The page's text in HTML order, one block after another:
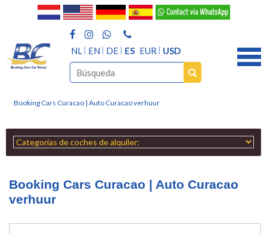
NL EN DE ES EUR USD
Booking Cars Curacao | Auto Curacao verhuur
Booking Cars Curacao | Auto Curacao
verhuur